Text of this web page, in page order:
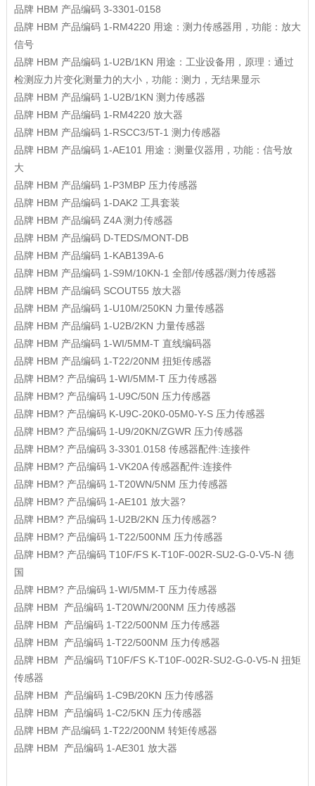
品牌 HBM 产品编码 3-3301-0158
品牌 HBM 产品编码 1-RM4220 用途：测力传感器用，功能：放大
信号
品牌 HBM 产品编码 1-U2B/1KN 用途：工业设备用，原理：通过
检测应力片变化测量力的大小，功能：测力，无结果显示
品牌 HBM 产品编码 1-U2B/1KN 测力传感器
品牌 HBM 产品编码 1-RM4220 放大器
品牌 HBM 产品编码 1-RSCC3/5T-1 测力传感器
品牌 HBM 产品编码 1-AE101 用途：测量仪器用，功能：信号放
大
品牌 HBM 产品编码 1-P3MBP 压力传感器
品牌 HBM 产品编码 1-DAK2 工具套装
品牌 HBM 产品编码 Z4A 测力传感器
品牌 HBM 产品编码 D-TEDS/MONT-DB
品牌 HBM 产品编码 1-KAB139A-6
品牌 HBM 产品编码 1-S9M/10KN-1 全部/传感器/测力传感器
品牌 HBM 产品编码 SCOUT55 放大器
品牌 HBM 产品编码 1-U10M/250KN 力量传感器
品牌 HBM 产品编码 1-U2B/2KN 力量传感器
品牌 HBM 产品编码 1-WI/5MM-T 直线编码器
品牌 HBM 产品编码 1-T22/20NM 扭矩传感器
品牌 HBM? 产品编码 1-WI/5MM-T 压力传感器
品牌 HBM? 产品编码 1-U9C/50N 压力传感器
品牌 HBM? 产品编码 K-U9C-20K0-05M0-Y-S 压力传感器
品牌 HBM? 产品编码 1-U9/20KN/ZGWR 压力传感器
品牌 HBM? 产品编码 3-3301.0158 传感器配件:连接件
品牌 HBM? 产品编码 1-VK20A 传感器配件:连接件
品牌 HBM? 产品编码 1-T20WN/5NM 压力传感器
品牌 HBM? 产品编码 1-AE101 放大器?
品牌 HBM? 产品编码 1-U2B/2KN 压力传感器?
品牌 HBM? 产品编码 1-T22/500NM 压力传感器
品牌 HBM? 产品编码 T10F/FS K-T10F-002R-SU2-G-0-V5-N 德
国
品牌 HBM? 产品编码 1-WI/5MM-T 压力传感器
品牌 HBM 产品编码 1-T20WN/200NM 压力传感器
品牌 HBM 产品编码 1-T22/500NM 压力传感器
品牌 HBM 产品编码 1-T22/500NM 压力传感器
品牌 HBM 产品编码 T10F/FS K-T10F-002R-SU2-G-0-V5-N 扭矩
传感器
品牌 HBM 产品编码 1-C9B/20KN 压力传感器
品牌 HBM 产品编码 1-C2/5KN 压力传感器
品牌 HBM 产品编码 1-T22/200NM 转矩传感器
品牌 HBM 产品编码 1-AE301 放大器